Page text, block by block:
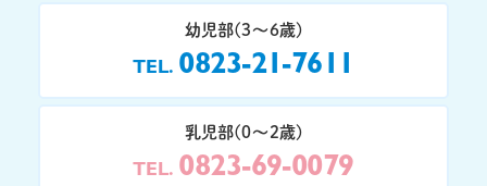
幼児部(3〜6歳)
TEL 0823-21-7611
乳児部(0〜2歳)
TEL 0823-69-0079